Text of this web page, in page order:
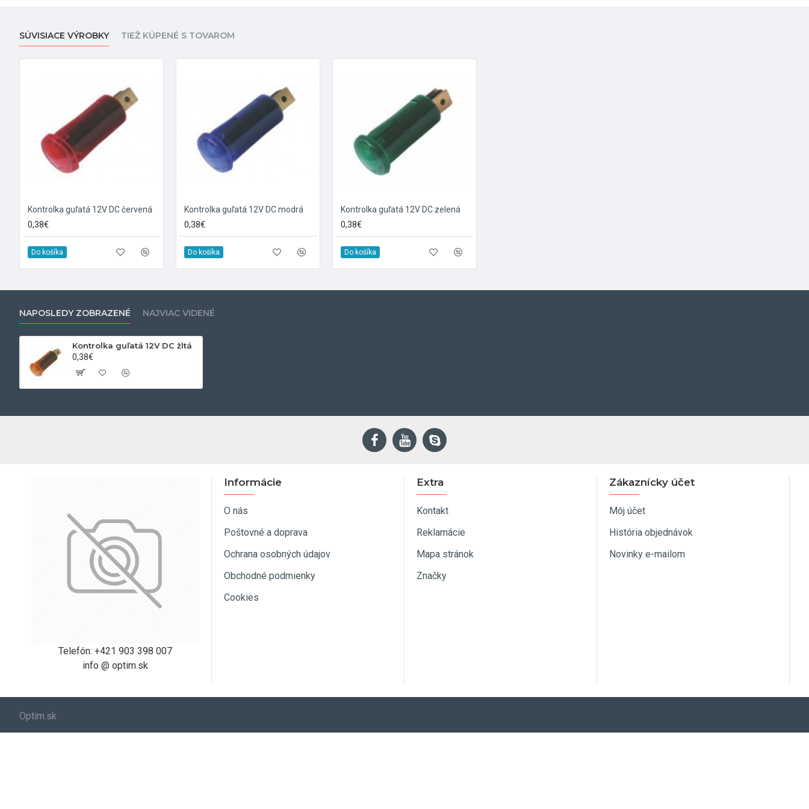
SÚVISIACE VÝROBKY TIEŽ KÚPENÉ S TOVAROM
Kontrolka guľatá 12V DC červená
0,38€
Do košíka
Kontrolka guľatá 12V DC modrá
0,38€
Do košíka
Kontrolka guľatá 12V DC zelená
0,38€
Do košíka
NAPOSLEDY ZOBRAZENÉ NAJVIAC VIDENÉ
Kontrolka guľatá 12V DC žltá
0,38€
Telefón: +421 903 398 007
info @ optim.sk
Informácie
O nás
Poštovné a doprava
Ochrana osobných údajov
Obchodné podmienky
Cookies
Extra
Kontakt
Reklamácie
Mapa stránok
Značky
Zákaznícky účet
Môj účet
História objednávok
Novinky e-mailom
Optim.sk